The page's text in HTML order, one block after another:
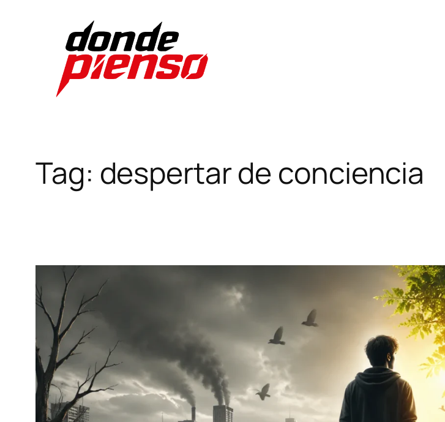
Tag: despertar de conciencia